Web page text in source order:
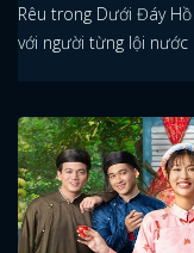
Rêu trong Dưới Đáy
với người từng lội nước